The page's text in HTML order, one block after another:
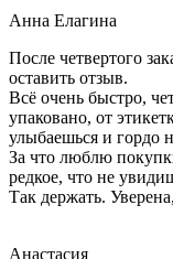
Анна Елагина
После четвертого
оставить отзыв.
Всё очень быстро,
упаковано, от
улыбаешься и гордо
За что люблю
редкое, что не
Так держать.
Анастасия